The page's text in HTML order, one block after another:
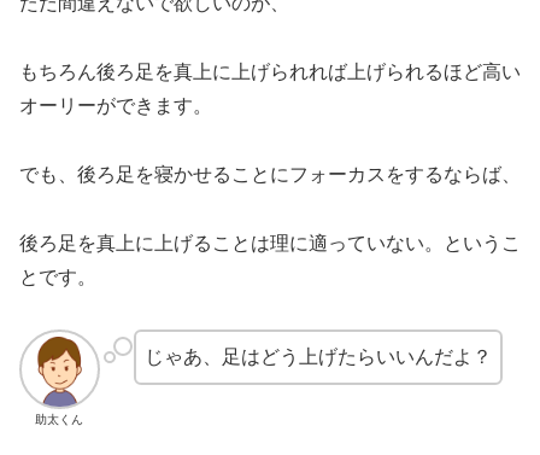
もちろん後ろ足を真上に上げられれば上げられるほど高い
オーリーができます。
でも、後ろ足を寝かせることにフォーカスをするならば、
後ろ足を真上に上げることは理に適っていない。というこ
とです。
助太くん
じゃあ、足はどう上げたらいいんだよ？